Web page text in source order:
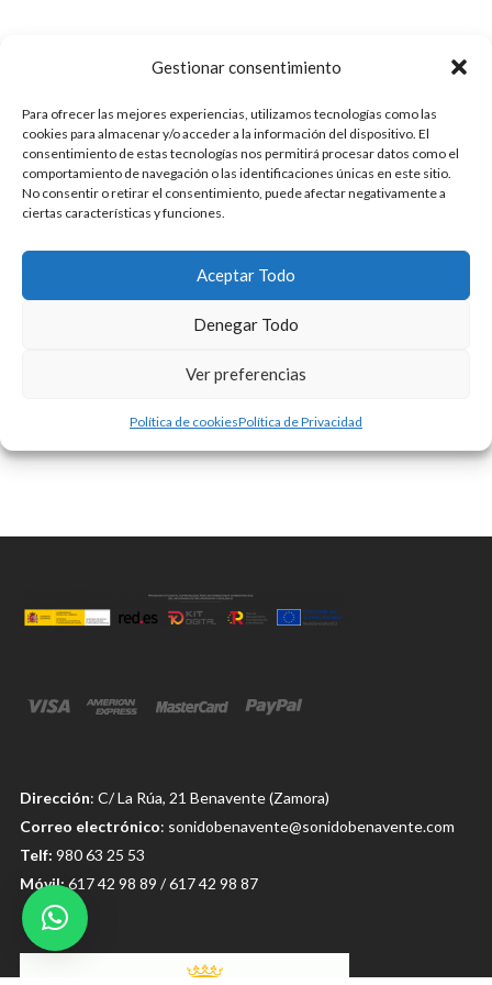
Gestionar consentimiento
Para ofrecer las mejores experiencias, utilizamos tecnologías como las
cookies para almacenar y/o acceder a la información del dispositivo. El
consentimiento de estas tecnologías nos permitirá procesar datos como el
comportamiento de navegación o las identificaciones únicas en este sitio.
No consentir o retirar el consentimiento, puede afectar negativamente a
ciertas características y funciones.
Aceptar Todo
Denegar Todo
Ver preferencias
Política de cookiesPolítica de Privacidad
Dirección: C/ La Rúa, 21 Benavente (Zamora)
Correo electrónico: sonidobenavente@sonidobenavente.com
Telf: 980 63 25 53
Móvil:617 42 98 89 / 617 42 98 87